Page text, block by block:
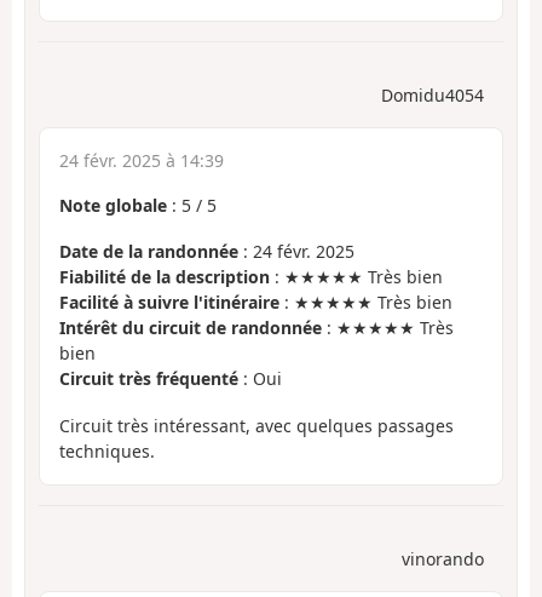
Domidu4054
24 févr. 2025 à 14:39
Note globale : 5 / 5
Date de la randonnée : 24 févr. 2025
Fiabilité de la description : ★★★★★ Très bien
Facilité à suivre l'itinéraire : ★★★★★ Très bien
Intérêt du circuit de randonnée : ★★★★★ Très
bien
Circuit très fréquenté : Oui
Circuit très intéressant, avec quelques passages
techniques.
vinorando